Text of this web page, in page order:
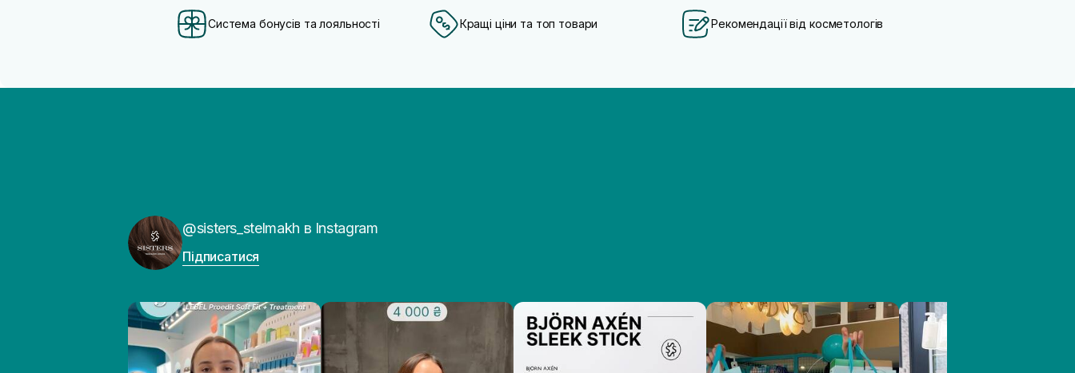
Система бонусів та лояльності Кращі ціни та топ товари Рекомендації від косметологів
@sisters_stelmakh в Instagram
Підписатися